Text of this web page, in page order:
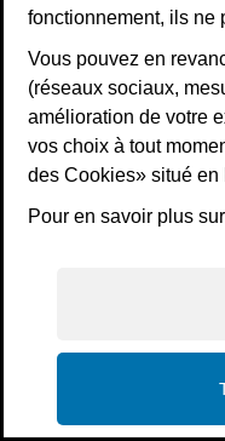
fonctionnement, ils ne
Vous pouvez en
(réseaux sociaux,
amélioration de votre
vos choix à tout
des Cookies» situé en
Pour en savoir plus